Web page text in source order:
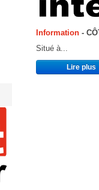
Information-
Situé à...
Lire plus